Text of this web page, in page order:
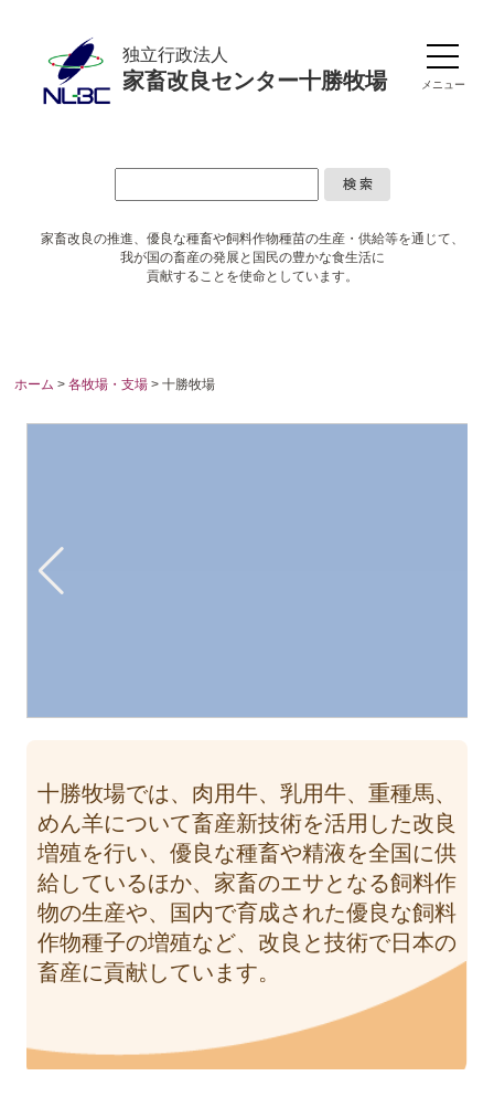
独立行政法人
家畜改良センター十勝牧場 メニュー
家畜改良の推進、優良な種畜や飼料作物種苗の生産・供給等を通じて、
我が国の畜産の発展と国民の豊かな食生活に
貢献することを使命としています。
ホーム >各牧場・支場 >十勝牧場
十勝牧場では、肉用牛、乳用牛、重種馬、
めん羊について畜産新技術を活用した改良
増殖を行い、優良な種畜や精液を全国に供
給しているほか、家畜のエサとなる飼料作
物の生産や、国内で育成された優良な飼料
作物種子の増殖など、改良と技術で日本の
畜産に貢献しています。